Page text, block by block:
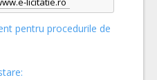
pentru procedurile de